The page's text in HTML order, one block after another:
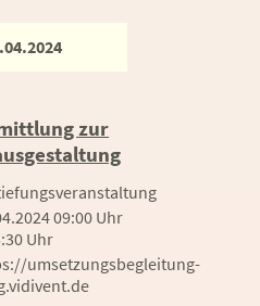
zur
09:00 Uhr
Uhr
umsetzungsbegleitung-